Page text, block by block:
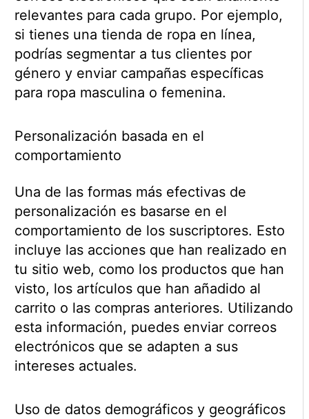
relevantes para cada grupo. Por ejemplo,
si tienes una tienda de ropa en línea,
podrías segmentar a tus clientes por
género y enviar campañas específicas
para ropa masculina o femenina.
Personalización basada en el
comportamiento
Una de las formas más efectivas de
personalización es basarse en el
comportamiento de los suscriptores. Esto
incluye las acciones que han realizado en
tu sitio web, como los productos que han
visto, los artículos que han añadido al
carrito o las compras anteriores. Utilizando
esta información, puedes enviar correos
electrónicos que se adapten a sus
intereses actuales.
Uso de datos demográficos y geográficos